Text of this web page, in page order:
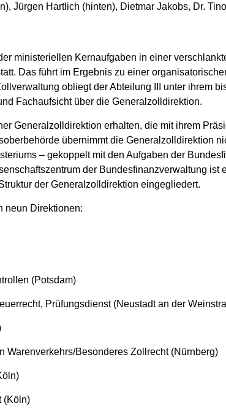
Jürgen Hartlich (hinten), Dietmar Jakobs, Dr.
ministeriellen Kernaufgaben in einer
Das führt im Ergebnis zu einer
obliegt der Abteilung III unter ihrem
Fachaufsicht über die Generalzolldirektion.
Generalzolldirektion erhalten, die mit ihrem
übernimmt die Generalzolldirektion
– gekoppelt mit den Aufgaben der
der Bundesfinanzverwaltung ist
der Generalzolldirektion eingegliedert.
neun Direktionen:
(Potsdam)
Prüfungsdienst (Neustadt an der
Besonderes Zollrecht (Nürnberg)
(Köln)